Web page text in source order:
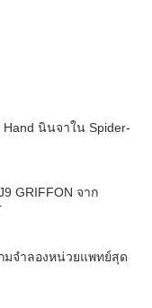
นินจาใน Spider-
GRIFFON จาก
มจำลองหน่วยแพทย์สุด